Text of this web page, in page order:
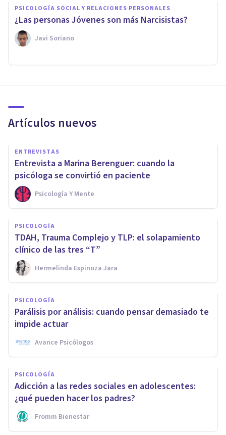
PSICOLOGÍA SOCIAL Y RELACIONES PERSONALES
¿Las personas Jóvenes son más Narcisistas?
Javi Soriano
Artículos nuevos
ENTREVISTAS
Entrevista a Marina Berenguer: cuando la
psicóloga se convirtió en paciente
Psicología Y Mente
PSICOLOGÍA
TDAH, Trauma Complejo y TLP: el solapamiento
clínico de las tres “T”
Hermelinda Espinoza Jara
PSICOLOGÍA
Parálisis por análisis: cuando pensar demasiado te
impide actuar
Avance Psicólogos
PSICOLOGÍA
Adicción a las redes sociales en adolescentes:
¿qué pueden hacer los padres?
Fromm Bienestar